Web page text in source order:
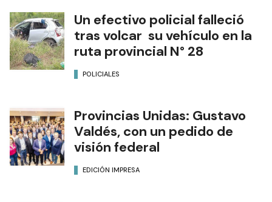
Un efectivo policial falleció
tras volcar su vehículo en la
ruta provincial N° 28
POLICIALES
Provincias Unidas: Gustavo
Valdés, con un pedido de
visión federal
EDICIÓN IMPRESA